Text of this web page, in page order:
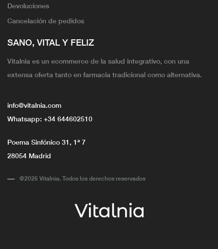
Devoluciones
Cancelación de pedidos
SANO, VITAL Y FELIZ
Vitalnia es un ecommerce de la salud integrativo, con una
extensa oferta tanto en farmacia tradicional como alternativa.
info@vitalnia.com
Whatsapp: +34 644602510
Poema Sinfónico 31, 1ª 7
28054 Madrid
@2026 Vitalnia. Todos los derechos reservados